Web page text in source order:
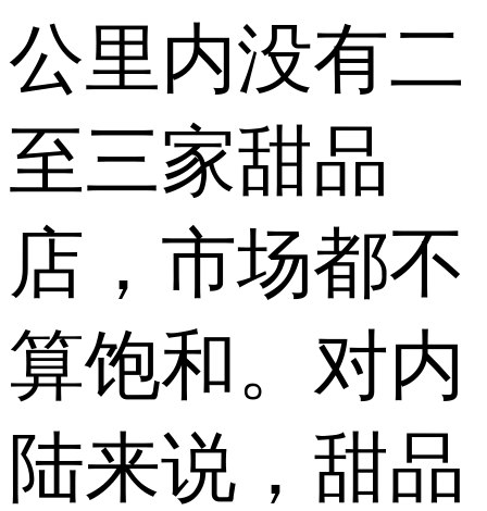
公里内没有二
至三家甜品
店，市场都不
算饱和。对内
陆来说，甜品